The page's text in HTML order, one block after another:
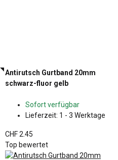
Antirutsch Gurtband 20mm
schwarz-fluor gelb
Sofort verfügbar
Lieferzeit: 1 - 3 Werktage
CHF 2.45
Top bewertet